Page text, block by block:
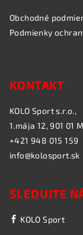
Obchodné
Podmienky
KONTAKT
KOLO Sport s.r.o.,
1.mája 12, 901 01
+421 948 015 159
info@kolosport.sk
SLEDUJTE
KOLO Sport